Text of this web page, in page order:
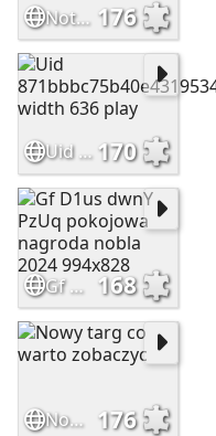
Notariusz lodz 176
Uid 871bbbc75b40e43195348d67ef64e8891639764340879 width 636 play 170
Gf D1us dwnY PzUq pokojowa nagroda nobla 2024 994x828 168
Nowy targ co warto zobaczyc 176